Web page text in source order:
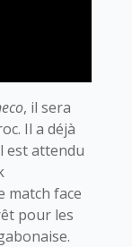
, il sera
Il a déjà
est attendu
match face
pour les